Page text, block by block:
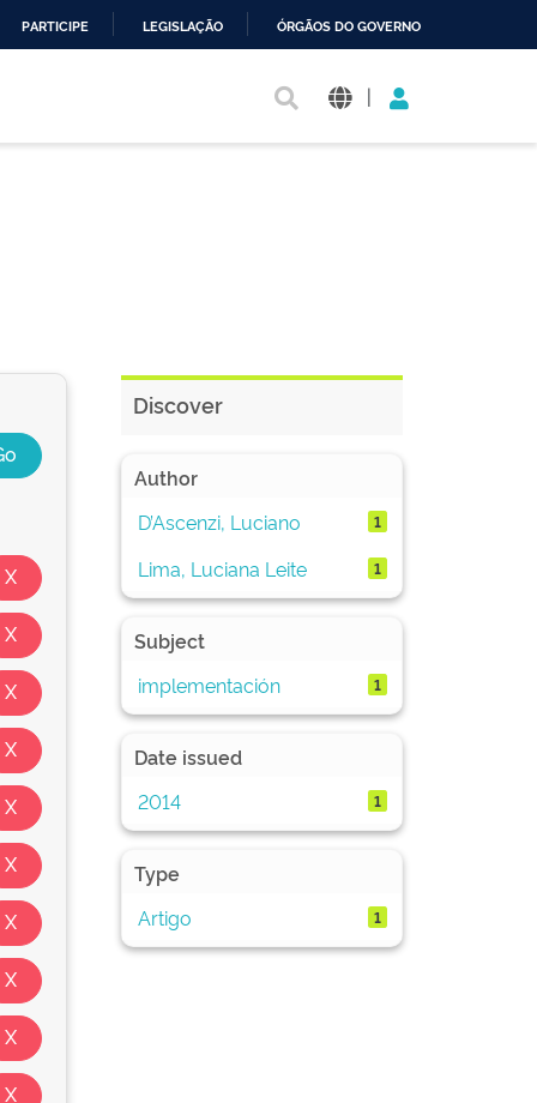
PARTICIPE LEGISLAÇÃO ÓRGÃOS DO GOVERNO
|
Discover
Author
D’Ascenzi, Luciano
1
Lima, Luciana Leite 1
Subject
implementación
1
Date issued
2014
1
Type
Artigo
1